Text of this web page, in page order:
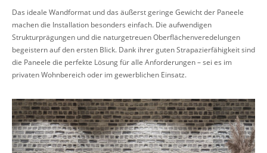
Das ideale Wandformat und das äußerst geringe Gewicht der Paneele
machen die Installation besonders einfach. Die aufwendigen
Strukturprägungen und die naturgetreuen Oberflächenveredelungen
begeistern auf den ersten Blick. Dank ihrer guten Strapazierfähigkeit sind
die Paneele die perfekte Lösung für alle Anforderungen – sei es im
privaten Wohnbereich oder im gewerblichen Einsatz.